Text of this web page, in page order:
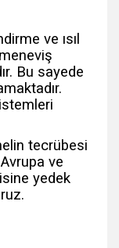
ve ısıl
Bu sayede
tecrübesi
ve
yedek